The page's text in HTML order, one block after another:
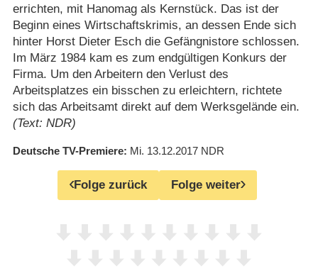
errichten, mit Hanomag als Kernstück. Das ist der
Beginn eines Wirtschaftskrimis, an dessen Ende sich
hinter Horst Dieter Esch die Gefängnistore schlossen.
Im März 1984 kam es zum endgültigen Konkurs der
Firma. Um den Arbeitern den Verlust des
Arbeitsplatzes ein bisschen zu erleichtern, richtete
sich das Arbeitsamt direkt auf dem Werksgelände ein.
(Text: NDR)
Deutsche TV-Premiere Mi. 13.12.2017 NDR
Folge zurück Folge weiter